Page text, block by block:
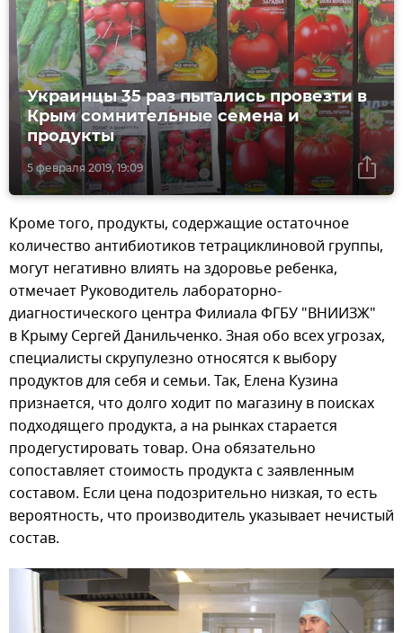
5 февраля 2019, 19:09
Украинцы 35 раз пытались провезти в
Крым сомнительные семена и
продукты
Кроме того, продукты, содержащие остаточное
количество антибиотиков тетрациклиновой группы,
могут негативно влиять на здоровье ребенка,
отмечает Руководитель лабораторно-
диагностического центра Филиала ФГБУ "ВНИИЗЖ"
в Крыму Сергей Данильченко. Зная обо всех угрозах,
специалисты скрупулезно относятся к выбору
продуктов для себя и семьи. Так, Елена Кузина
признается, что долго ходит по магазину в поисках
подходящего продукта, а на рынках старается
продегустировать товар. Она обязательно
сопоставляет стоимость продукта с заявленным
составом. Если цена подозрительно низкая, то есть
вероятность, что производитель указывает нечистый
состав.